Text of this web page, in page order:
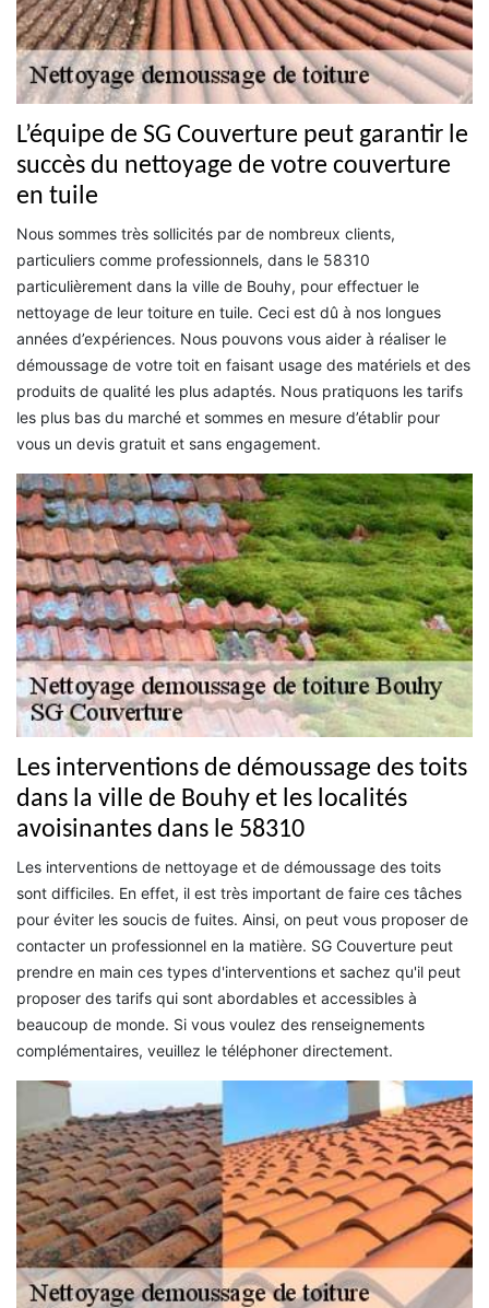
L’équipe de SG Couverture peut garantir le
succès du nettoyage de votre couverture
en tuile
Nous sommes très sollicités par de nombreux clients,
particuliers comme professionnels, dans le 58310
particulièrement dans la ville de Bouhy, pour effectuer le
nettoyage de leur toiture en tuile. Ceci est dû à nos longues
années d’expériences. Nous pouvons vous aider à réaliser le
démoussage de votre toit en faisant usage des matériels et des
produits de qualité les plus adaptés. Nous pratiquons les tarifs
les plus bas du marché et sommes en mesure d’établir pour
vous un devis gratuit et sans engagement.
Les interventions de démoussage des toits
dans la ville de Bouhy et les localités
avoisinantes dans le 58310
Les interventions de nettoyage et de démoussage des toits
sont difficiles. En effet, il est très important de faire ces tâches
pour éviter les soucis de fuites. Ainsi, on peut vous proposer de
contacter un professionnel en la matière. SG Couverture peut
prendre en main ces types d'interventions et sachez qu'il peut
proposer des tarifs qui sont abordables et accessibles à
beaucoup de monde. Si vous voulez des renseignements
complémentaires, veuillez le téléphoner directement.